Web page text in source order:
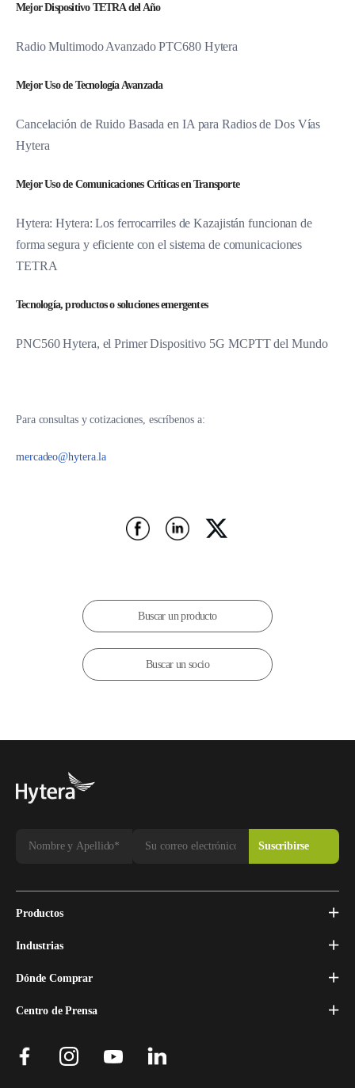
Mejor Dispositivo TETRA del Año
Radio Multimodo Avanzado PTC680 Hytera
Mejor Uso de Tecnología Avanzada
Cancelación de Ruido Basada en IA para Radios de Dos Vías
Hytera
Mejor Uso de Comunicaciones Críticas en Transporte
Hytera: Hytera: Los ferrocarriles de Kazajistán funcionan de
forma segura y eficiente con el sistema de comunicaciones
TETRA
Tecnología, productos o soluciones emergentes
PNC560 Hytera, el Primer Dispositivo 5G MCPTT del Mundo
Para consultas y cotizaciones, escríbenos a:
mercadeo@hytera.la
Buscar un producto
Buscar un socio
Productos
Industrias
Dónde Comprar
Centro de Prensa